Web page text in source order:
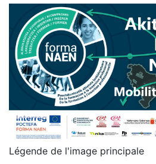
Légende de l'image principale